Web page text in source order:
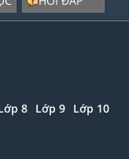
8 Lớp 9 Lớp 10